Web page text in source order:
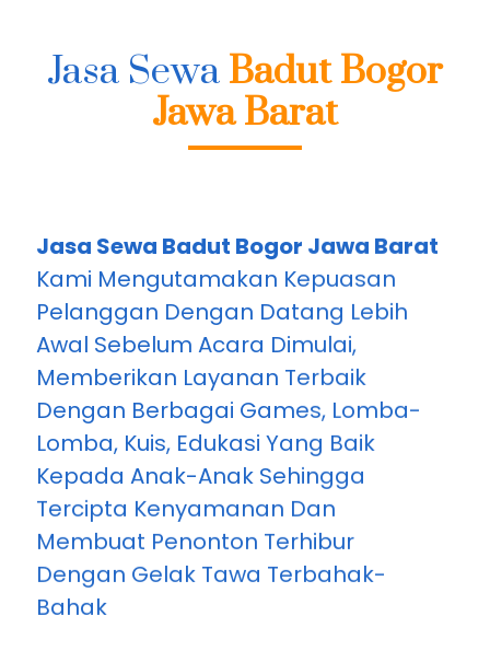
Jasa Sewa Badut Bogor
Jawa Barat
Jasa Sewa Badut Bogor Jawa Barat
Kami Mengutamakan Kepuasan
Pelanggan Dengan Datang Lebih
Awal Sebelum Acara Dimulai,
Memberikan Layanan Terbaik
Dengan Berbagai Games, Lomba-
Lomba, Kuis, Edukasi Yang Baik
Kepada Anak-Anak Sehingga
Tercipta Kenyamanan Dan
Membuat Penonton Terhibur
Dengan Gelak Tawa Terbahak-
Bahak